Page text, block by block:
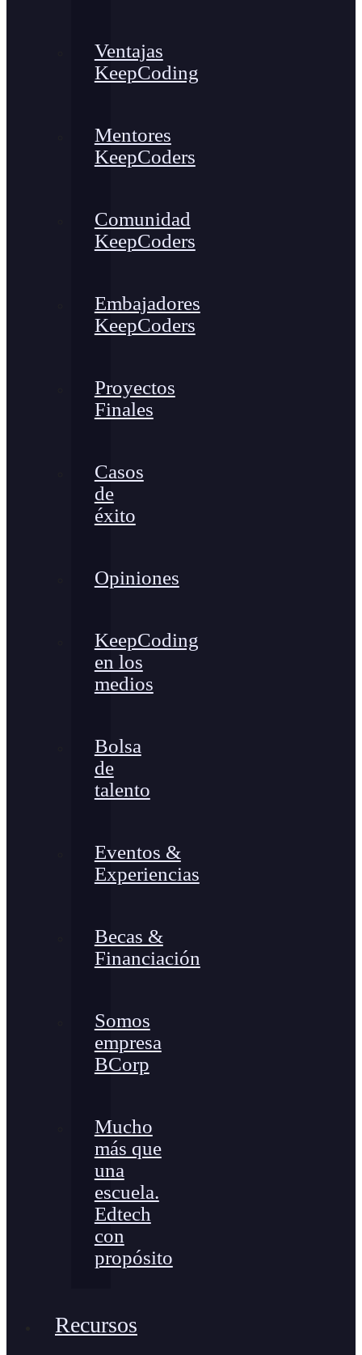
Ventajas
KeepCoding
Mentores
KeepCoders
Comunidad
KeepCoders
Embajadores
KeepCoders
Proyectos
Finales
Casos
de
éxito
Opiniones
KeepCoding
en los
medios
Bolsa
de
talento
Eventos &
Experiencias
Becas &
Financiación
Somos
empresa
BCorp
Mucho
más que
una
escuela.
Edtech
con
propósito
Recursos